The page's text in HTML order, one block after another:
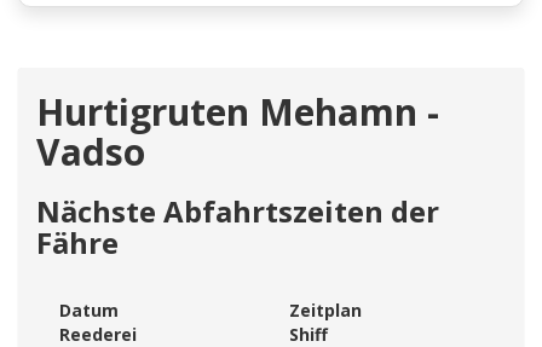
Hurtigruten Mehamn -
Vadso
Nächste Abfahrtszeiten der
Fähre
Datum
Zeitplan
Reederei
Shiff